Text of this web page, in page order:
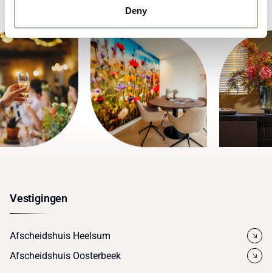
Deny
Vestigingen
Afscheidshuis Heelsum
Afscheidshuis Oosterbeek